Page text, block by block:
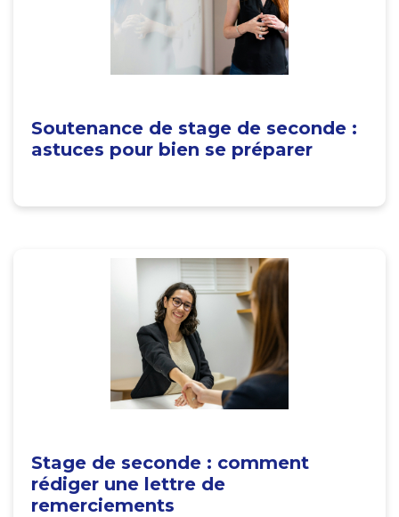
Soutenance de stage de seconde :
astuces pour bien se préparer
Stage de seconde : comment
rédiger une lettre de
remerciements